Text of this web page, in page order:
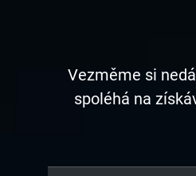
Vezměme si
spoléhá na